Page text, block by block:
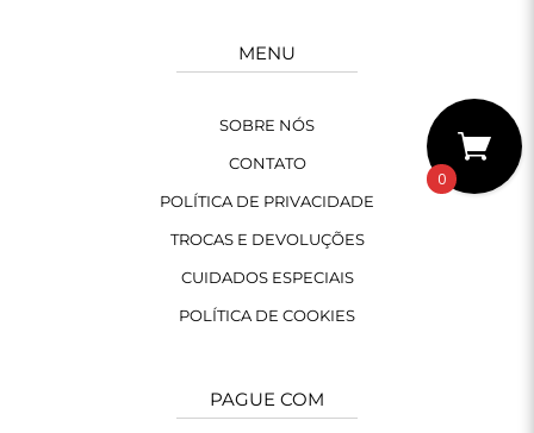
MENU
SOBRE NÓS
CONTATO
POLÍTICA DE PRIVACIDADE
TROCAS E DEVOLUÇÕES
CUIDADOS ESPECIAIS
POLÍTICA DE COOKIES
PAGUE COM
0